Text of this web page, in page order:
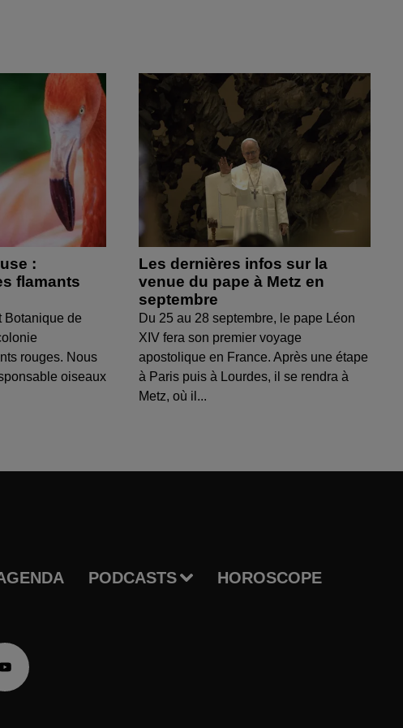
:
flamants
Botanique de
rouges. Nous
oiseaux
Les dernières infos sur la
venue du pape à Metz en
septembre
Du 25 au 28 septembre, le pape Léon
XIV fera son premier voyage
apostolique en France. Après une étape
à Paris puis à Lourdes, il se rendra à
Metz, où il...
PODCASTS HOROSCOPE